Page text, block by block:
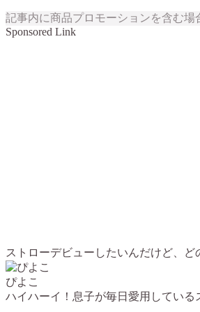
記事内に商品プロモーションを含む場
Sponsored Link
ストローデビューしたいんだけど、
ぴよこ
ハイハーイ！息子が毎日愛用してい